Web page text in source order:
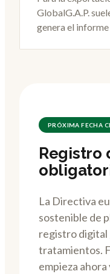
GlobalG.A.P.
genera el
PRÓXIMA FECHA
Registro
La Directiva
sostenible de
registro digital
tratamientos.
empieza